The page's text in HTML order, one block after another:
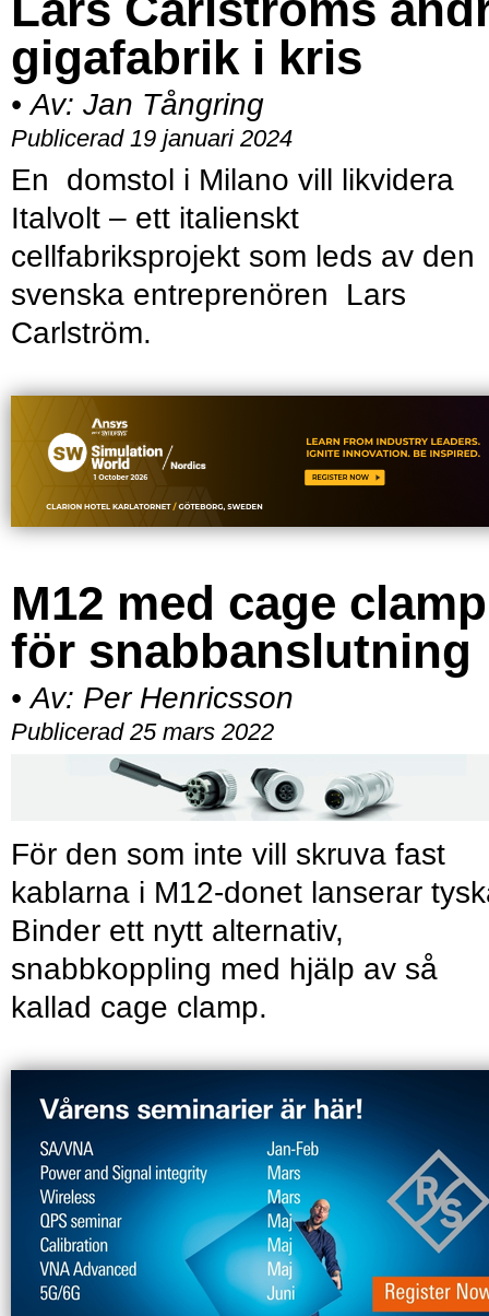
gigafabrik i kris
• Av: Jan Tångring
Publicerad 19 januari 2024
En domstol i Milano vill likvidera
Italvolt – ett italienskt
cellfabriksprojekt som leds av den
svenska entreprenören Lars
Carlström.
M12 med cage clamp
för snabbanslutning
• Av: Per Henricsson
Publicerad 25 mars 2022
För den som inte vill skruva fast
kablarna i M12-donet lanserar
Binder ett nytt alternativ,
snabbkoppling med hjälp av så
kallad cage clamp.